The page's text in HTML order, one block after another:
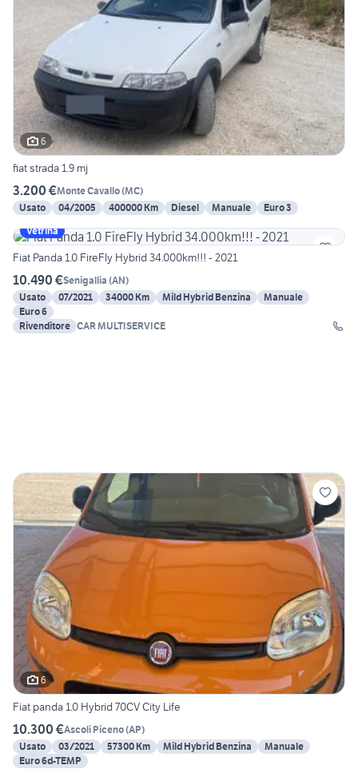
6
fiat strada 1.9 mj
3.200 €Monte Cavallo(MC)
Usato
04/2005 400000 Km Diesel Manuale
Euro 3
Vetrina
Fiat Panda 1.0 FireFly Hybrid 34.000km!!! - 2021
10.490 €Senigallia (AN)
Usato
07/2021 34000 Km Mild Hybrid Benzina
Manuale
Euro 6
Rivenditore CAR MULTISERVICE
6
Fiat panda 1.0 Hybrid 70CV City Life
10.300 €Ascoli Piceno(AP)
Usato
03/2021 57300 Km Mild Hybrid Benzina
Manuale
Euro 6d-TEMP